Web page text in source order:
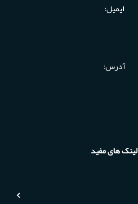
ایمیل:
آدرس:
لینک های مفید